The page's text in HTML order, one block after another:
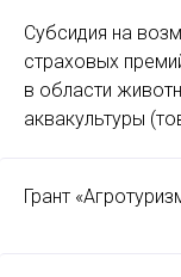
Субсидия на
страховых
в области
аквакультуры
Грант